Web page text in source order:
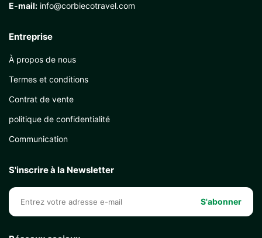
E-mail: info@corbiecotravel.com
Entreprise
À propos de nous
Termes et conditions
Contrat de vente
politique de confidentialité
Communication
S'inscrire à la Newsletter
S'abonner